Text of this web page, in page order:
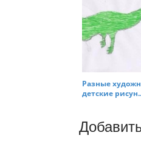
Разные
детские